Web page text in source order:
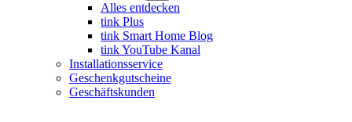
Alles entdecken
tink Plus
tink Smart Home Blog
tink YouTube Kanal
Installationsservice
Geschenkgutscheine
Geschäftskunden